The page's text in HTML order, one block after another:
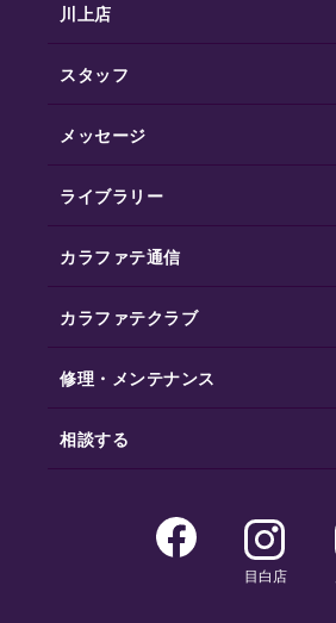
川上店
スタッフ
メッセージ
ライブラリー
カラファテ通信
カラファテクラブ
修理・メンテナンス
相談する
目白店